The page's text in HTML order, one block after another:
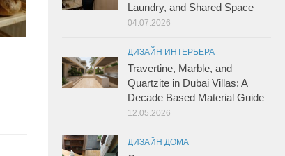
Laundry, and Shared Space
04.07.2026
ДИЗАЙН ИНТЕРЬЕРА
Travertine, Marble, and
Quartzite in Dubai Villas: A
Decade Based Material Guide
12.05.2026
ДИЗАЙН ДОМА